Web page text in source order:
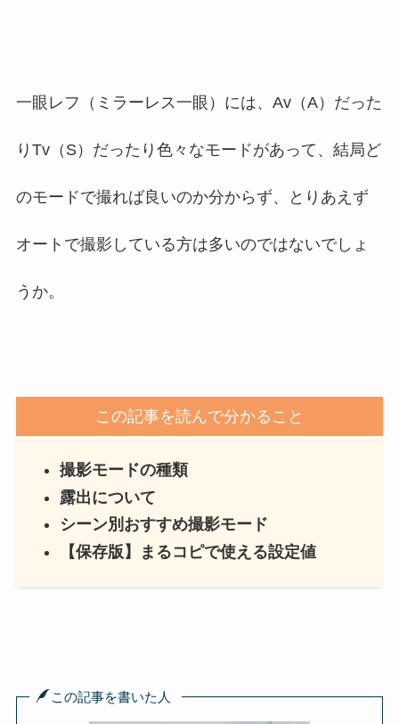
一眼レフ（ミラーレス一眼）には、Av（A）だった
りTv（S）だったり色々なモードがあって、結局ど
のモードで撮れば良いのか分からず、とりあえず
オートで撮影している方は多いのではないでしょ
うか。
この記事を読んで分かること
撮影モードの種類
露出について
シーン別おすすめ撮影モード
【保存版】まるコピで使える設定値
この記事を書いた人